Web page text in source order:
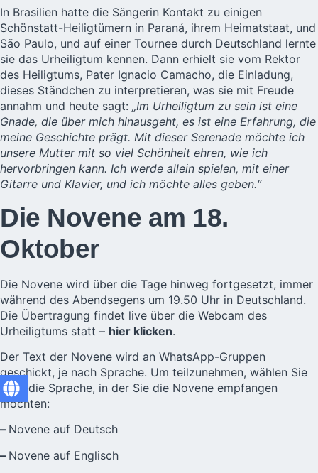
In Brasilien hatte die Sängerin Kontakt zu einigen
Schönstatt-Heiligtümern in Paraná, ihrem Heimatstaat, und
São Paulo, und auf einer Tournee durch Deutschland lernte
sie das Urheiligtum kennen. Dann erhielt sie vom Rektor
des Heiligtums, Pater Ignacio Camacho, die Einladung,
dieses Ständchen zu interpretieren, was sie mit Freude
annahm und heute sagt: „Im Urheiligtum zu sein ist eine
Gnade, die über mich hinausgeht, es ist eine Erfahrung, die
meine Geschichte prägt. Mit dieser Serenade möchte ich
unsere Mutter mit so viel Schönheit ehren, wie ich
hervorbringen kann. Ich werde allein spielen, mit einer
Gitarre und Klavier, und ich möchte alles geben.“
Die Novene am 18.
Oktober
Die Novene wird über die Tage hinweg fortgesetzt, immer
während des Abendsegens um 19.50 Uhr in Deutschland.
Die Übertragung findet live über die Webcam des
Urheiligtums statt – hier klicken.
Der Text der Novene wird an WhatsApp-Gruppen
geschickt, je nach Sprache. Um teilzunehmen, wählen Sie
bitte die Sprache, in der Sie die Novene empfangen
möchten:
– Novene auf Deutsch
– Novene auf Englisch